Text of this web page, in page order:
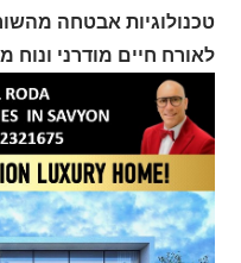
טכנולוגיות אבטחה
לאורח חיים מודרני